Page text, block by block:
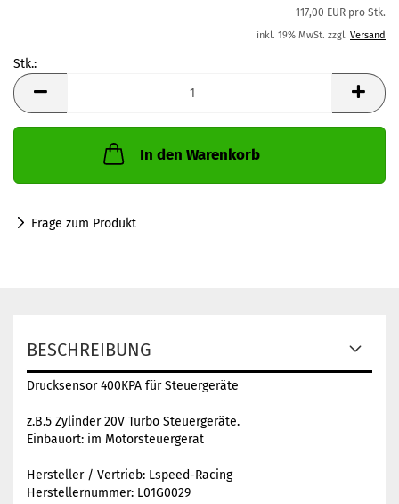
117,00 EUR pro Stk.
inkl. 19% MwSt. zzgl. Versand
Stk.:
Stk.
In den Warenkorb
Frage zum Produkt
BESCHREIBUNG
Drucksensor 400KPA für Steuergeräte
z.B.5 Zylinder 20V Turbo Steuergeräte.
Einbauort: im Motorsteuergerät
Hersteller / Vertrieb: Lspeed-Racing
Herstellernummer: L01G0029